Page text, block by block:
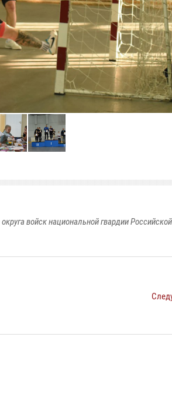
войск национальной гвардии